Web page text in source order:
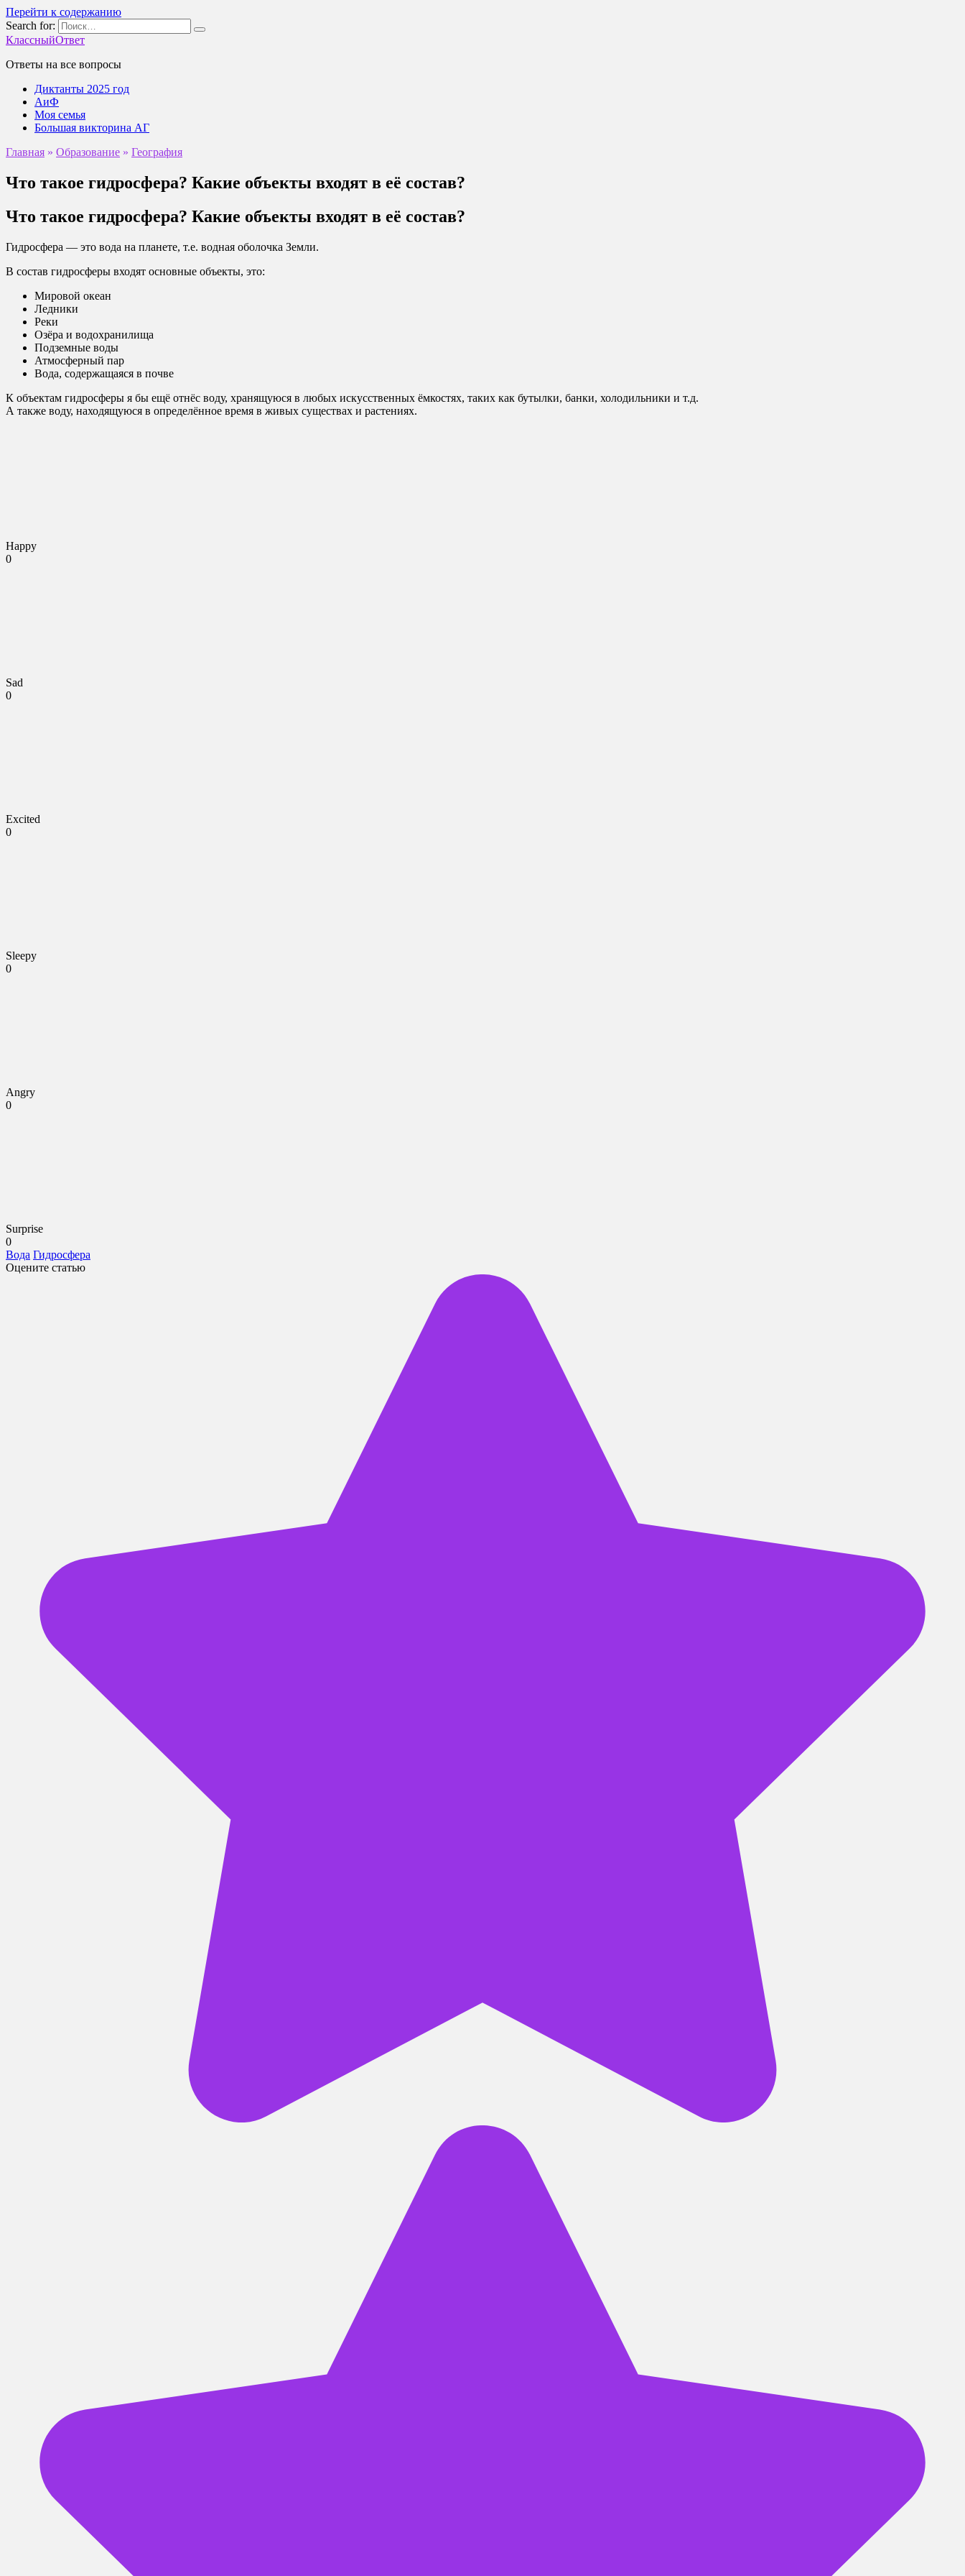
Перейти к содержанию
Search for:
КлассныйОтвет
Ответы на все вопросы
Диктанты 2025 год
АиФ
Моя семья
Большая викторина АГ
Главная » Образование » География
Что такое гидросфера? Какие объекты входят в её состав?
Что такое гидросфера? Какие объекты входят в её состав?
Гидросфера — это вода на планете, т.е. водная оболочка Земли.
В состав гидросферы входят основные объекты, это:
Мировой океан
Ледники
Реки
Озёра и водохранилища
Подземные воды
Атмосферный пар
Вода, содержащаяся в почве
К объектам гидросферы я бы ещё отнёс воду, хранящуюся в любых искусственных ёмкостях, таких как бутылки, банки, холодильники и т.д.
А также воду, находящуюся в определённое время в живых существах и растениях.
Happy
0
Sad
0
Excited
0
Sleepy
0
Angry
0
Surprise
0
Вода Гидросфера
Оцените статью